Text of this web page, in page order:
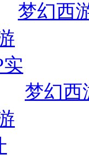
梦幻西
梦幻西